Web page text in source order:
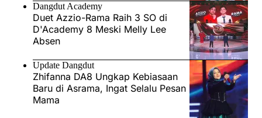
Dangdut Academy
Duet Azzio-Rama Raih 3 SO di
D'Academy 8 Meski Melly Lee
Absen
Update Dangdut
Zhifanna DA8 Ungkap Kebiasaan
Baru di Asrama, Ingat Selalu Pesan
Mama